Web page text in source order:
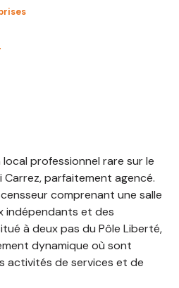
local professionnel rare sur le
Carrez, parfaitement agencé.
comprenant une salle
indépendants et des
à deux pas du Pôle Liberté,
dynamique où sont
activités de services et de